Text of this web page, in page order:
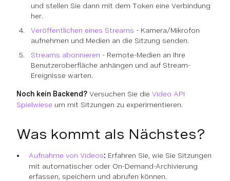
und stellen Sie dann mit dem Token eine Verbindung
her.
Veröffentlichen eines Streams - Kamera/Mikrofon
aufnehmen und Medien an die Sitzung senden.
Streams abonnieren - Remote-Medien an Ihre
Benutzeroberfläche anhängen und auf Stream-
Ereignisse warten.
Noch kein Backend? Versuchen Sie die Video API
Spielwiese um mit Sitzungen zu experimentieren.
Was kommt als Nächstes?
Aufnahme von Videos: Erfahren Sie, wie Sie Sitzungen
mit automatischer oder On-Demand-Archivierung
erfassen, speichern und abrufen können.